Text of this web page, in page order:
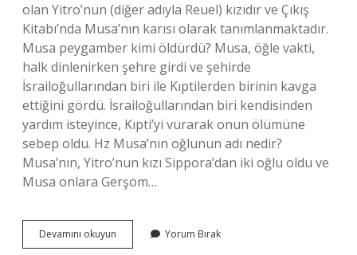
olan Yitro’nun (diğer adıyla Reuel) kızıdır ve Çıkış
Kitabı’nda Musa’nın karısı olarak tanımlanmaktadır.
Musa peygamber kimi öldürdü? Musa, öğle vakti,
halk dinlenirken şehre girdi ve şehirde
İsrailoğullarından biri ile Kıptilerden birinin kavga
ettiğini gördü. İsrailoğullarından biri kendisinden
yardım isteyince, Kıpti’yi vurarak onun ölümüne
sebep oldu. Hz Musa’nın oğlunun adı nedir?
Musa’nın, Yitro’nun kızı Sippora’dan iki oğlu oldu ve
Musa onlara Gerşom…
Devamını okuyun
Peygamber
Yorum Bırak